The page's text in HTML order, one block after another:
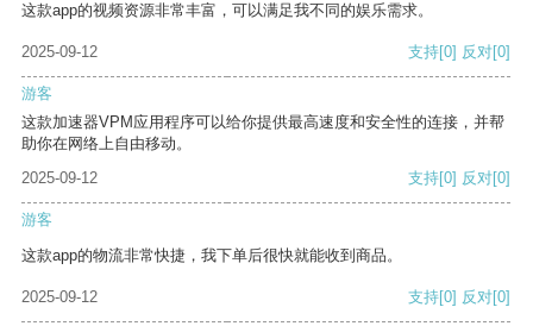
这款app的视频资源非常丰富，可以满足我不同的娱乐需求。
2025-09-12 支持[0] 反对[0]
游客
这款加速器VPM应用程序可以给你提供最高速度和安全性的连接，并帮
助你在网络上自由移动。
2025-09-12
支持[0] 反对[0]
游客
这款app的物流非常快捷，我下单后很快就能收到商品。
2025-09-12 支持[0] 反对[0]